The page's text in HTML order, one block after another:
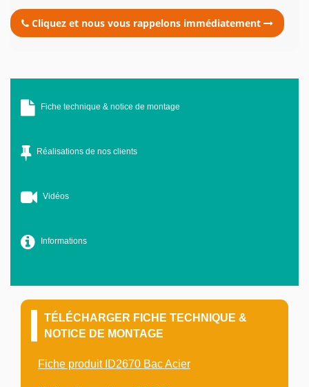
Cliquez et nous vous rappelons immédiatement
Fiche technique & notice de montage
Réalisations de nos clients
Vidéos
Informations
TÉLÉCHARGER FICHE TECHNIQUE &
NOTICE DE MONTAGE
Fiche produit ID2670 Bac Acier